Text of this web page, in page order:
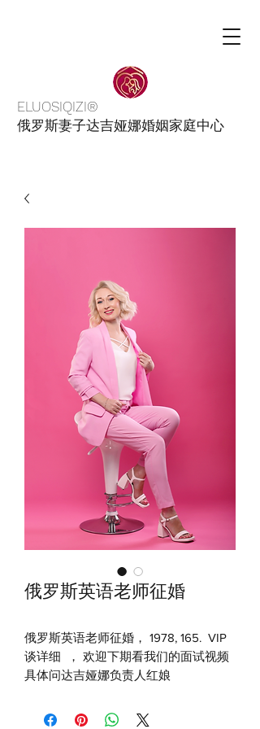
ELUOSIQIZI®
俄罗斯妻子达吉娅娜婚姻家庭中心
俄罗斯英语老师征婚
俄罗斯英语老师征婚， 1978, 165. VIP
谈详细 ， 欢迎下期看我们的面试视频
具体问达吉娅娜负责人红娘